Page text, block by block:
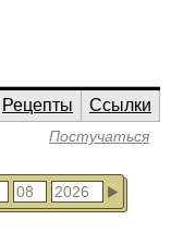
Рецепты
Ссылки
Постучаться